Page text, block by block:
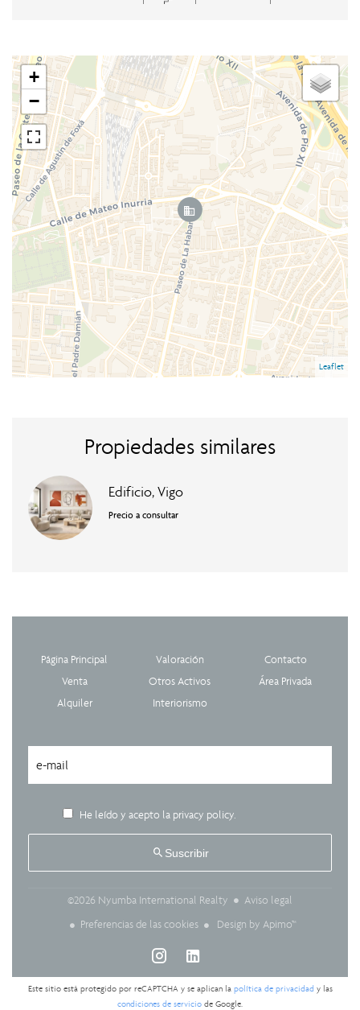
+
−
Leaflet
Propiedades similares
Edificio, Vigo
Precio a consultar
He leído y acepto la privacy policy.
Suscribir
Página Principal
Venta
Alquiler
Valoración
Otros Activos
Interiorismo
Contacto
Área Privada
©2026 Nyumba International Realty
Aviso legal
Preferencias de las cookies
Design by Apimo™
Este sitio está protegido por reCAPTCHA y se aplican la política de privacidad y las
condiciones de servicio de Google.